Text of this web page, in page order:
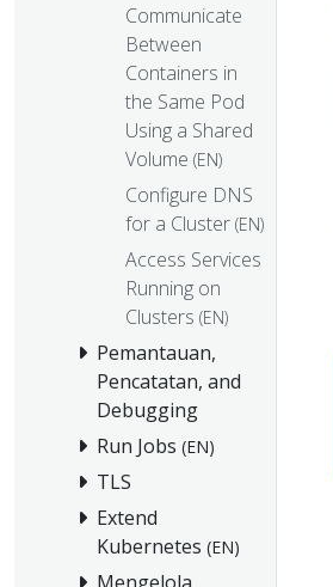
Communicate
Between
Containers in
the Same Pod
Using a Shared
Volume (EN)
Configure DNS
for a Cluster (EN)
Access Services
Running on
Clusters (EN)
Pemantauan,
Pencatatan, and
Debugging
Run Jobs (EN)
TLS
Extend
Kubernetes (EN)